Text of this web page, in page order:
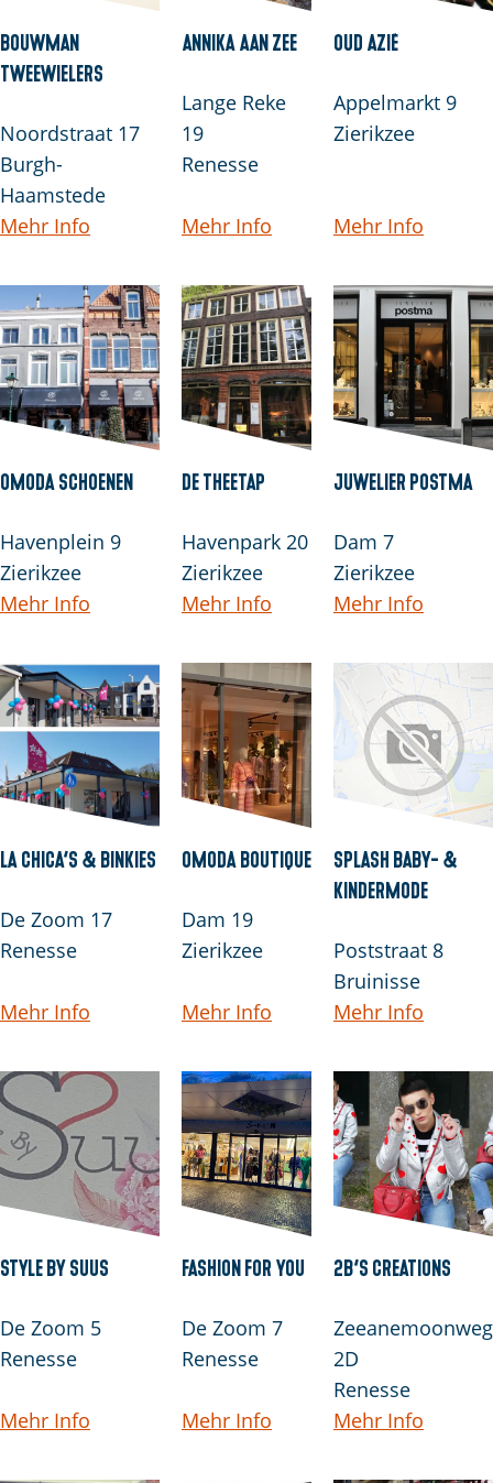
Bouwman
Tweewielers
Noordstraat 17
Burgh-
Haamstede
Mehr Info
Annika aan zee
Lange Reke
19
Renesse
Mehr Info
Oud Azië
Appelmarkt 9
Zierikzee
Mehr Info
Omoda Schoenen
Havenplein 9
Zierikzee
Mehr Info
De Theetap
Havenpark 20
Zierikzee
Mehr Info
Juwelier Postma
Dam 7
Zierikzee
Mehr Info
La Chica’s & Binkies
De Zoom 17
Renesse
Mehr Info
Omoda Boutique
Dam 19
Zierikzee
Mehr Info
Splash baby- &
kindermode
Poststraat 8
Bruinisse
Mehr Info
Style by Suus
De Zoom 5
Renesse
Mehr Info
Fashion for you
De Zoom 7
Renesse
Mehr Info
2B’s creations
Zeeanemoonweg
2D
Renesse
Mehr Info